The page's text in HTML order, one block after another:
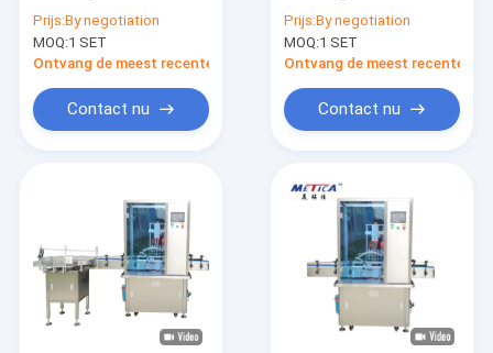
Producten
VR-show
Ongeveer ons
voor flessen
Prijs:By negotiation
MOQ:1 SET
Ontvang de meest recente Prijs
Contact nu
met een capaciteit
van 200 kg voor
industriële reiniging
Prijs:By negotiation
MOQ:1 SET
Ontvang de meest recente
Contact nu